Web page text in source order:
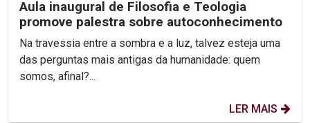
Aula inaugural de Filosofia e Teologia
promove palestra sobre autoconhecimento
Na travessia entre a sombra e a luz, talvez esteja uma
das perguntas mais antigas da humanidade: quem
somos, afinal?...
LER MAIS